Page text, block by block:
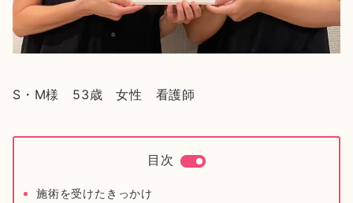
S・M様 53歳 女性 看護師
目次
施術を受けたきっかけ